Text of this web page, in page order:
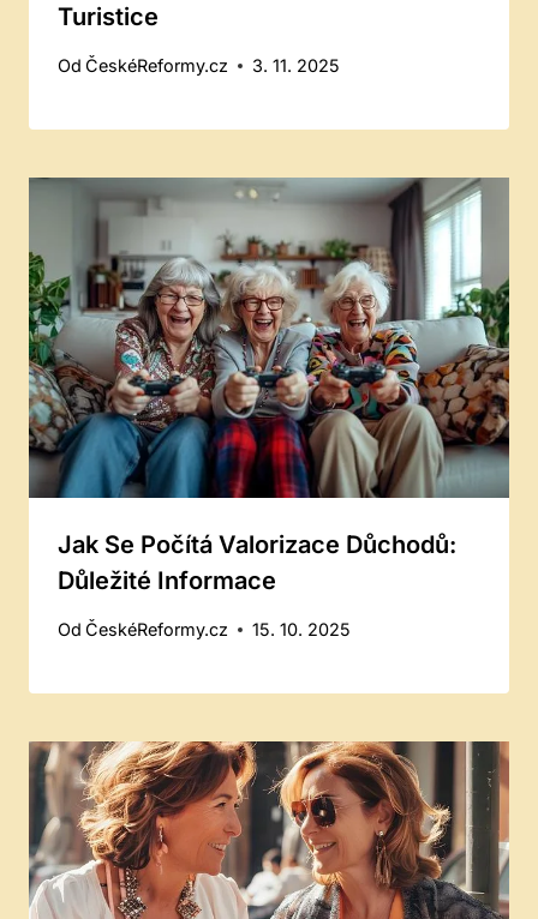
Turistice
Od ČeskéReformy.cz 3. 11. 2025
Jak Se Počítá Valorizace Důchodů:
Důležité Informace
Od ČeskéReformy.cz 15. 10. 2025